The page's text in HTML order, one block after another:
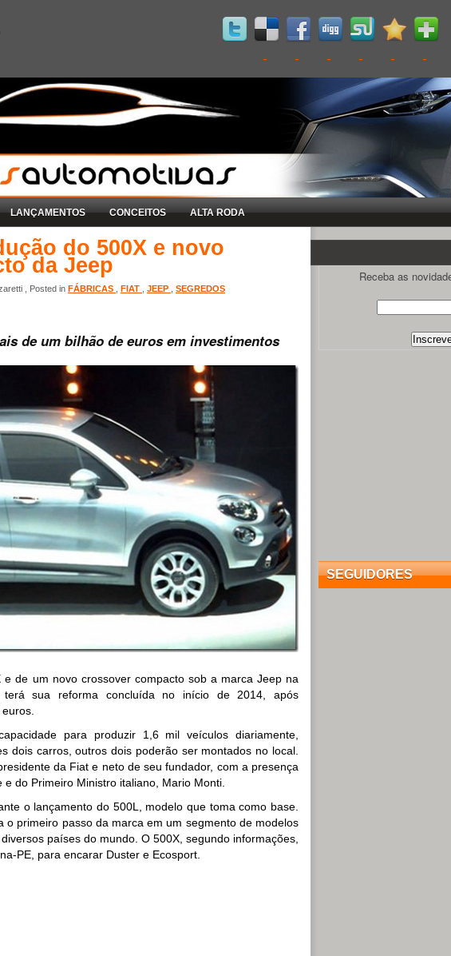
LANÇAMENTOS CONCEITOS ALTA RODA
do 500X e novo
da Jeep
, Posted in FÁBRICAS FIAT JEEP SEGREDOS
de um bilhão de euros em investimentos
de um novo crossover compacto sob a marca Jeep na
sua reforma concluída no início de 2014, após
para produzir 1,6 mil veículos diariamente,
dois carros, outros dois poderão ser montados no local.
da Fiat e neto de seu fundador, com a presença
do Primeiro Ministro italiano, Mario Monti.
o lançamento do 500L, modelo que toma como base.
o primeiro passo da marca em um segmento de modelos
países do mundo. O 500X, segundo informações,
PE, para encarar Duster e Ecosport.
Receba as
SEGUIDORES